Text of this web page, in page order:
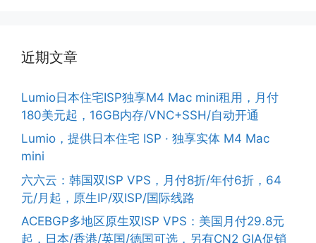
近期文章
Lumio日本住宅ISP独享M4 Mac mini租用，月付
180美元起，16GB内存/VNC+SSH/自动开通
Lumio，提供日本住宅 ISP · 独享实体 M4 Mac
mini
六六云：韩国双ISP VPS，月付8折/年付6折，64
元/月起，原生IP/双ISP/国际线路
ACEBGP多地区原生双ISP VPS：美国月付29.8元
起，日本/香港/英国/德国可选，另有CN2 GIA促销